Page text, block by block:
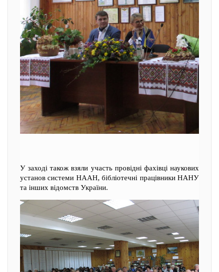
У заході також взяли участь провідні фахівці наукових
установ системи НААН, бібліотечні працівники НАНУ
та інших відомств України.